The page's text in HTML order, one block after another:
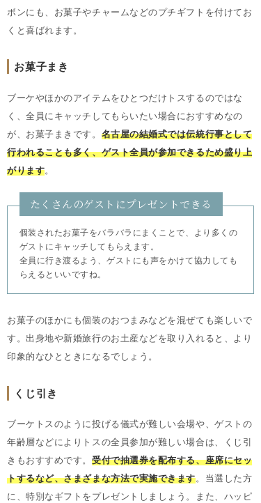
ボンにも、お菓子やチャームなどのプチギフトを付けてお
くと喜ばれます。
お菓子まき
ブーケやほかのアイテムをひとつだけトスするのではな
く、全員にキャッチしてもらいたい場合におすすめなの
が、お菓子まきです。 名古屋の結婚式では伝統行事として
行われることも多く、ゲスト全員が参加できるため盛り上
がります。
たくさんのゲストにプレゼントできる
個装されたお菓子をバラバラにまくことで、より多くの
ゲストにキャッチしてもらえます。
全員に行き渡るよう、ゲストにも声をかけて協力しても
らえるといいですね。
お菓子のほかにも個装のおつまみなどを混ぜても楽しいで
す。出身地や新婚旅行のお土産などを取り入れると、より
印象的なひとときになるでしょう。
くじ引き
ブーケトスのように投げる儀式が難しい会場や、ゲストの
年齢層などによりトスの全員参加が難しい場合は、くじ引
きもおすすめです。 受付で抽選券を配布する、座席にセッ
トするなど、さまざまな方法で実施できます。当選した方
に、特別なギフトをプレゼントしましょう。また、ハッピ